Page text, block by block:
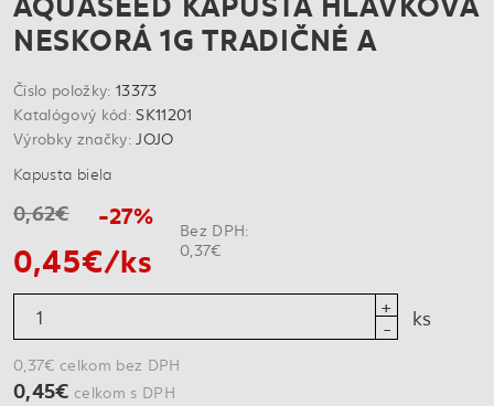
NESKORÁ 1G TRADIČNÉ A
Číslo položky: 13373
Katalógový kód:SK11201
Výrobky značky:JOJO
Kapusta biela
0,62€ -27%
0,45€/ks
Bez DPH:
0,37€
ks
0,37€ celkom bez DPH
0,45€ celkom s DPH